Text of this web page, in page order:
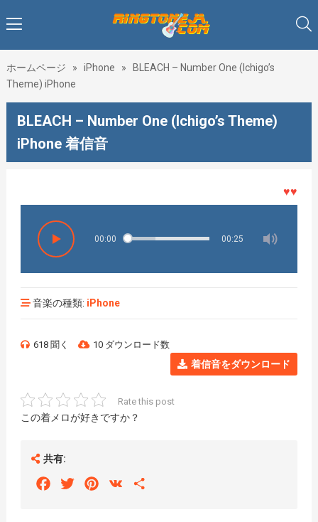
ホームページ » iPhone »
BLEACH – Number One (Ichigo’s
Theme) iPhone
BLEACH – Number One (Ichigo’s Theme)
iPhone 着信音
♥♥♥着メ
00:00 00:25
音楽の種類: iPhone
618 聞く 10 ダウンロード数
着信音をダウンロード
Rate this post
この着メロが好きですか？
共有:
FacebookTwitterPinterest
VK